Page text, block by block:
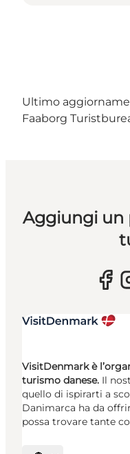
Ultimo
Faaborg
Aggiungi un
VisitDenmark è
turismo danese. Il
quello di ispirarti a
Danimarca ha da
possa trovare tante